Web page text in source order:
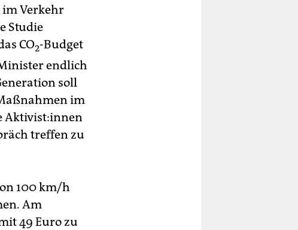
Verkehr
Studie
CO2-Budget
endlich
soll
im
Ak­ti­vis­t:in­nen
treffen zu
100 km/h
Am
49 Euro zu